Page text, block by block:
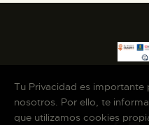
Tu Privacidad es importante
nosotros. Por ello, te
que utilizamos cookies